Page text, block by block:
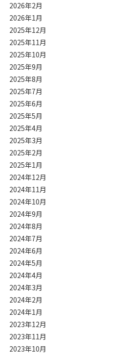
2026年2月
2026年1月
2025年12月
2025年11月
2025年10月
2025年9月
2025年8月
2025年7月
2025年6月
2025年5月
2025年4月
2025年3月
2025年2月
2025年1月
2024年12月
2024年11月
2024年10月
2024年9月
2024年8月
2024年7月
2024年6月
2024年5月
2024年4月
2024年3月
2024年2月
2024年1月
2023年12月
2023年11月
2023年10月